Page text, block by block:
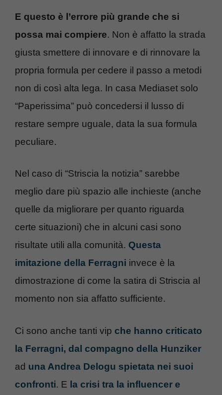
E questo è l’errore più grande che si
possa mai compiere. Non è affatto la strada
giusta smettere di innovare e di rinnovare la
propria formula per cedere il passo a metodi
non di così alta lega. In casa Mediaset solo
“Paperissima” può concedersi il lusso di
restare sempre uguale, data la sua formula
peculiare.
Nel caso di “Striscia la notizia” sarebbe
meglio dare più spazio alle inchieste (anche
quelle da migliorare per quanto riguarda
certe situazioni) che in alcuni casi sono
risultate utili alla comunità. Questa
imitazione della Ferragni invece è la
dimostrazione di come la satira di Striscia al
momento non sia affatto sufficiente.
Ci sono anche tanti vip che hanno criticato
la Ferragni, dal compagno della Hunziker
ad una Andrea Delogu spietata nei suoi
confronti. E la crisi tra la influencer e